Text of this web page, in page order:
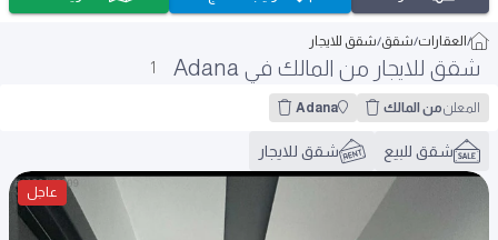
/ العقارات/شقق/شقق للايجار
شقق للايجار من المالك في Adana 1
المعلنمن المالك Adana
شقق للبيع شقق للايجار
عاجل